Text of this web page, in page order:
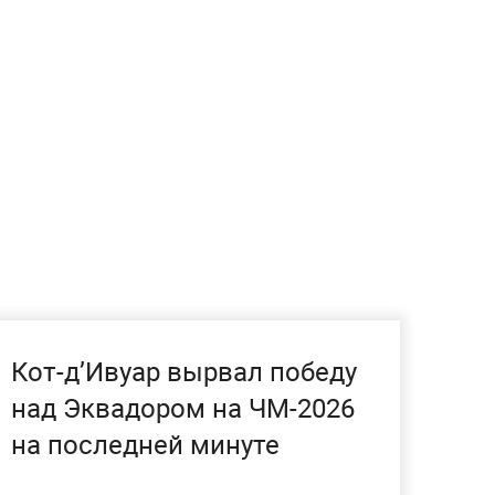
Кот-д’Ивуар вырвал победу
над Эквадором на ЧМ-2026
на последней минуте